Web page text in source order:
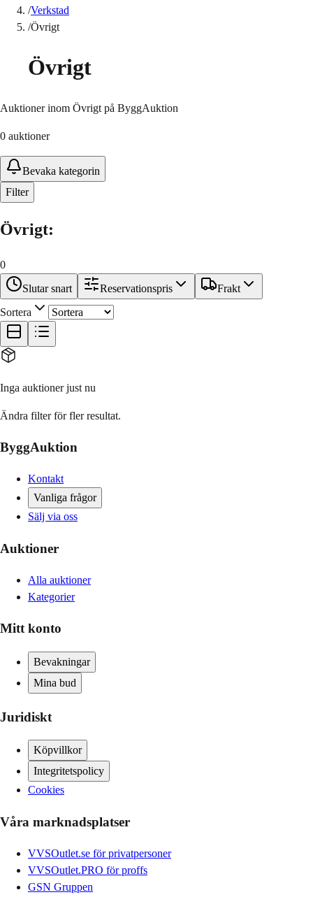
/Verkstad
/Övrigt
Övrigt
Auktioner inom Övrigt på ByggAuktion
0 auktioner
Bevaka kategorin
Filter
Övrigt:
0
Slutar snart
Reservationspris
Frakt
Sortera
Inga auktioner just nu
Ändra filter för fler resultat.
ByggAuktion
Kontakt
Vanliga frågor
Sälj via oss
Auktioner
Alla auktioner
Kategorier
Mitt konto
Bevakningar
Mina bud
Juridiskt
Köpvillkor
Integritetspolicy
Cookies
Våra marknadsplatser
VVSOutlet.se för privatpersoner
VVSOutlet.PRO för proffs
GSN Gruppen